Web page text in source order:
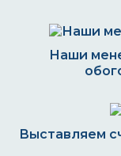
Наши
Выставляем